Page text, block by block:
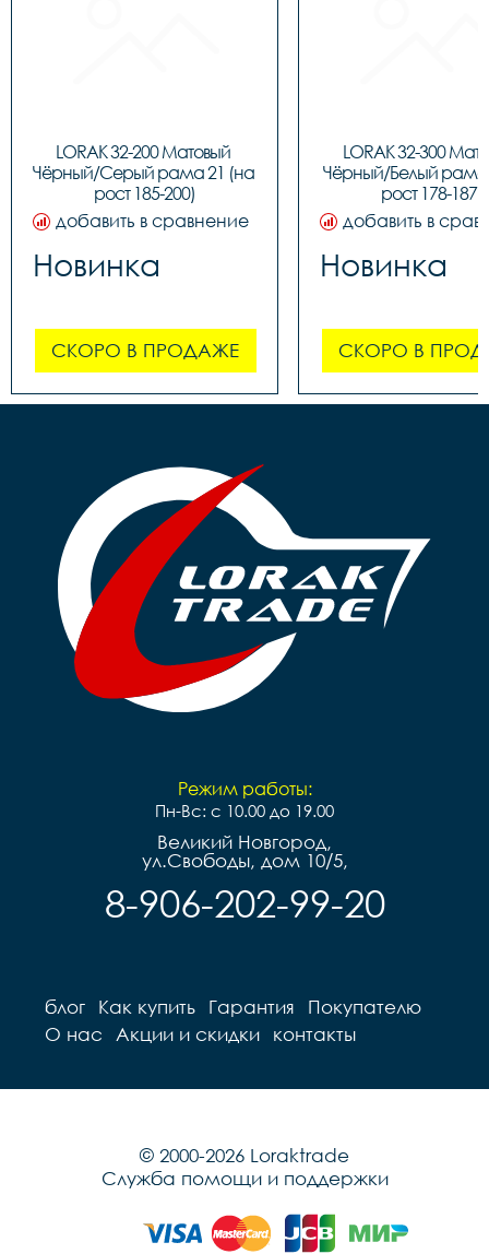
LORAK 32-200 Матовый
Чёрный/Серый рама 21 (на
рост 185-200)
добавить в сравнение
Новинка
СКОРО В ПРОДАЖЕ
LORAK 32-300
Чёрный/Белый рама
рост 178-187)
добавить в
Новинка
СКОРО В
Режим работы:
Пн-Вс: с 10.00 до 19.00
Великий Новгород,
ул.Свободы, дом 10/5,
8-906-202-99-20
блог Как купить Гарантия
Покупателю
О нас
Акции и скидки контакты
© 2000-2026 Loraktrade
Служба помощи и поддержки